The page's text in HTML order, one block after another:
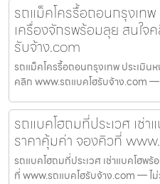
รถแม็คโครรื้อถอนกรุงเทพ
เครื่องจักรพร้อมลุย สนใจ
รับจ้าง.com
รถแม็คโครรื้อถอนกรุงเทพ ประเมิน
คลิก www.รถแบคโฮรับจ้าง.com —
รถแบคโฮถมที่ประเวศ เช่
ราคาคุ้มค่า จองคิวที่
รถแบคโฮถมที่ประเวศ เช่าแบคโฮพ
ที่ www.รถแบคโฮรับจ้าง.com — ไ